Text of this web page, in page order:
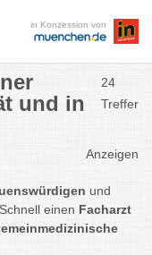
in Konzession von
und in
24
Treffer
Anzeigen
und
einen Facharzt